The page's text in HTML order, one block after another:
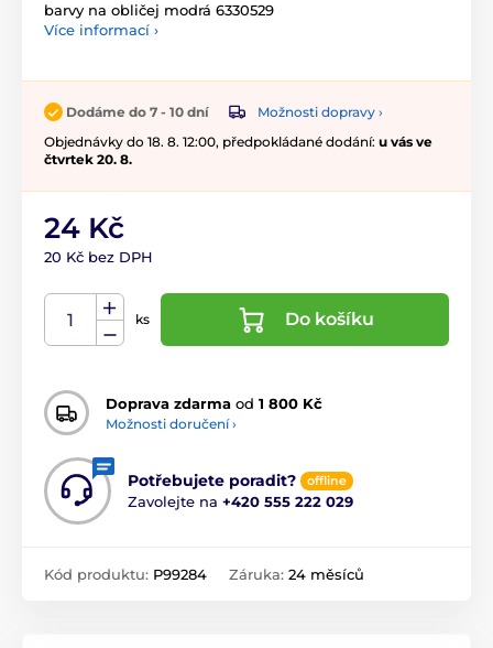
barvy na obličej modrá 6330529
Více informací ›
Dodáme do 7 - 10 dní
Možnosti dopravy ›
Objednávky do 18. 8. 12:00, předpokládané dodání: u vás ve
čtvrtek 20. 8.
24 Kč
20 Kč bez DPH
ks Do košíku
Doprava zdarma od 1 800 Kč
Možnosti doručení ›
Potřebujete poradit? offline
Zavolejte na +420 555 222 029
Kód produktu: P99284 Záruka: 24 měsíců